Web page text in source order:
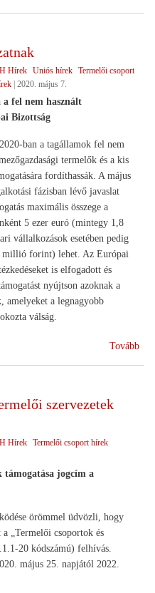
Hírek Uniós hírek Termelői csoport
| 2020. május 7.
a fel nem használt
Bizottság
ban a tagállamok fel nem
termelők és a kis
fordíthassák. A május
fázisban lévő javaslat
maximális összege a
5 ezer euró (mintegy 1,8
vállalkozások esetében pedig
millió forint) lehet. Az Európai
is elfogadott és
nyújtson azoknak a
amelyeket a legnagyobb
válság.
Tovább
szervezetek
Hírek Termelői csoport hírek
jogcím a
örömmel üdvözli, hogy
„Termelői csoportok és
20 kódszámú) felhívás.
május 25. napjától 2022.